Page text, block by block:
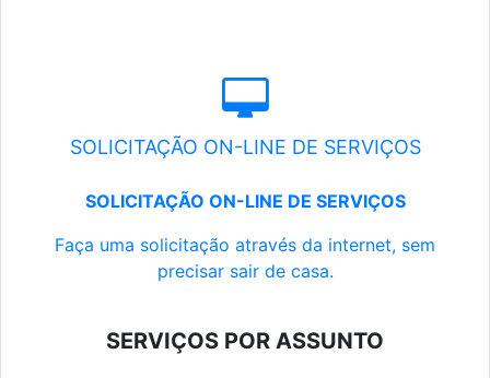
SOLICITAÇÃO ON-LINE DE SERVIÇOS
SOLICITAÇÃO ON-LINE DE SERVIÇOS
Faça uma solicitação através da internet, sem
precisar sair de casa.
SERVIÇOS POR ASSUNTO